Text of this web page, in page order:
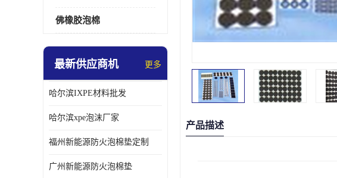
佛橡胶泡棉
最新供应商机 更多
哈尔滨IXPE材料批发
哈尔滨xpe泡沫厂家
福州新能源防火泡棉垫定制
广州新能源防火泡棉垫
产品描述